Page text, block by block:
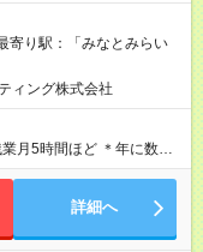
寄り駅：「みなとみらい
ィング株式会社
月5時間ほど ＊年に数
す（12～21時など）
詳細へ